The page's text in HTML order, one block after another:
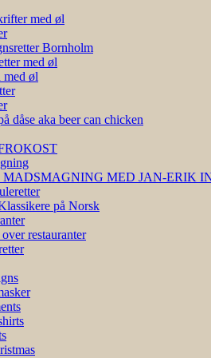
med øl
Bornholm
med øl
øl
dåse aka beer can chicken
MED JAN-ERIK
på Norsk
restauranter